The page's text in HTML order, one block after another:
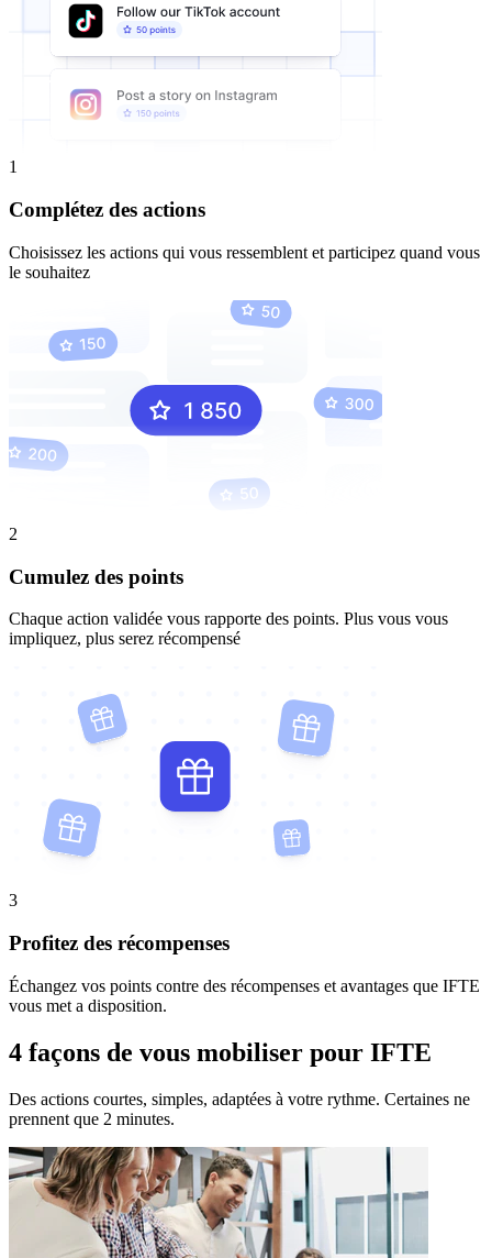
1
Complétez des actions
Choisissez les actions qui vous ressemblent et participez quand vous
le souhaitez
2
Cumulez des points
Chaque action validée vous rapporte des points. Plus vous vous
impliquez, plus serez récompensé
3
Profitez des récompenses
Échangez vos points contre des récompenses et avantages que IFTE
vous met a disposition.
4 façons de vous mobiliser pour IFTE
Des actions courtes, simples, adaptées à votre rythme. Certaines ne
prennent que 2 minutes.